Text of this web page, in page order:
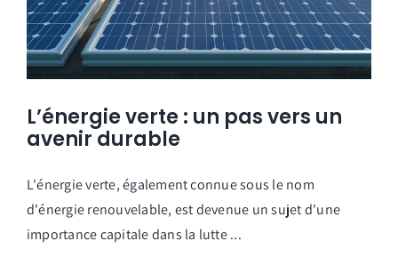
L’énergie verte : un pas vers un
avenir durable
L'énergie verte, également connue sous le nom
d'énergie renouvelable, est devenue un sujet d'une
importance capitale dans la lutte ...